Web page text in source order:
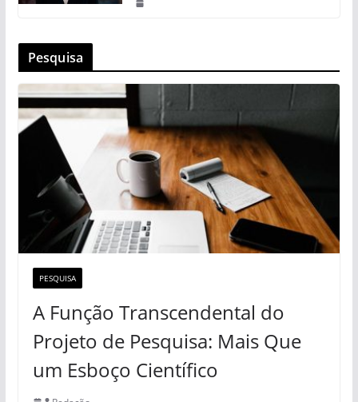
Pesquisa
PESQUISA
A Função Transcendental do
Projeto de Pesquisa: Mais Que
um Esboço Científico